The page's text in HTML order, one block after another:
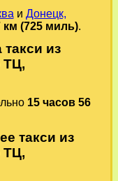
и Донецк,
км (725 миль).
из
ТЦ,
15 часов 56
такси из
ТЦ,